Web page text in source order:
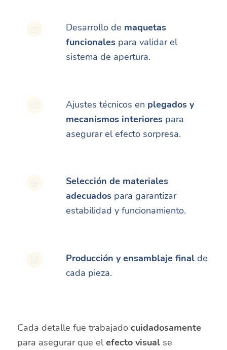
Desarrollo de maquetas
funcionalespara validar el
sistema de apertura.
Ajustes técnicos en plegados y
mecanismos interiorespara
asegurar el efecto sorpresa.
Selección de materiales
adecuadospara garantizar
estabilidad y funcionamiento.
Producción y ensamblaje finalde
cada pieza.
Cada detalle fue trabajado cuidadosamente
para asegurar que elefecto visualse